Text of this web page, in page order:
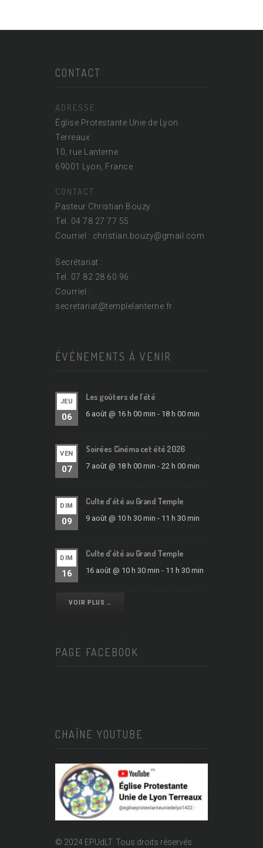
CONTACT
ADRESSE
Église Protestante Unie de Lyon
Terreaux
10, rue Lanterne
69001 Lyon, France
CONTACT
Pasteur Christian Bouzy :
Tel. 04 78 27 77 55
Courriel : christian.bouzy@gmail.com
Secrétariat :
Tel. 07 82 28 60 96
Courriel :
secretariat@templelanterne.fr
ÉVÉNEMENTS À VENIR
JEU
06
Les goûters de l’été
6 août @ 16 h 00 min - 18 h 00 min
VEN
07
Soirées Cinéma cet été 2026
7 août @ 18 h 00 min - 22 h 00 min
DIM
09
Culte d’été au Grand Temple
9 août @ 10 h 30 min - 11 h 30 min
DIM
16
Culte d’été au Grand Temple
16 août @ 10 h 30 min - 11 h 30 min
VOIR PLUS …
PAGE FACEBOOK
CHAÎNE YOUTUBE
© 2024 EPUdLT. Tous droits réservés.